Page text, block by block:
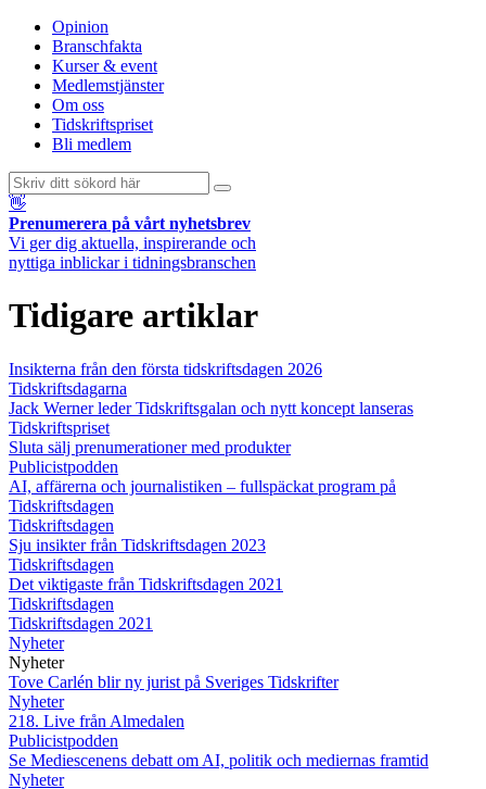
Opinion
Branschfakta
Kurser & event
Medlemstjänster
Om oss
Tidskriftspriset
Bli medlem
👋
Prenumerera på vårt nyhetsbrev
Vi ger dig aktuella, inspirerande och
nyttiga inblickar i tidningsbranschen
Tidigare artiklar
Insikterna från den första tidskriftsdagen 2026
Tidskriftsdagarna
Jack Werner leder Tidskriftsgalan och nytt koncept lanseras
Tidskriftspriset
Sluta sälj prenumerationer med produkter
Publicistpodden
AI, affärerna och journalistiken – fullspäckat program på
Tidskriftsdagen
Tidskriftsdagen
Sju insikter från Tidskriftsdagen 2023
Tidskriftsdagen
Det viktigaste från Tidskriftsdagen 2021
Tidskriftsdagen
Tidskriftsdagen 2021
Nyheter
Nyheter
Tove Carlén blir ny jurist på Sveriges Tidskrifter
Nyheter
218. Live från Almedalen
Publicistpodden
Se Mediescenens debatt om AI, politik och mediernas framtid
Nyheter